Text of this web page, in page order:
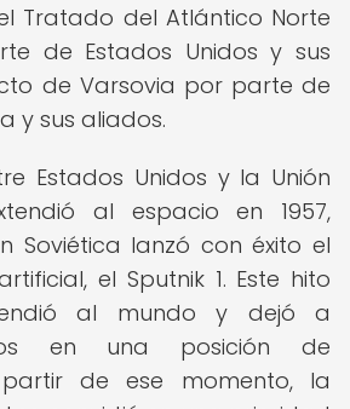
Tratado del Atlántico Norte
de Estados Unidos y sus
de Varsovia por parte de
y sus aliados.
Estados Unidos y la Unión
al espacio en 1957,
Soviética lanzó con éxito el
el Sputnik 1. Este hito
al mundo y dejó a
en una posición de
de ese momento, la